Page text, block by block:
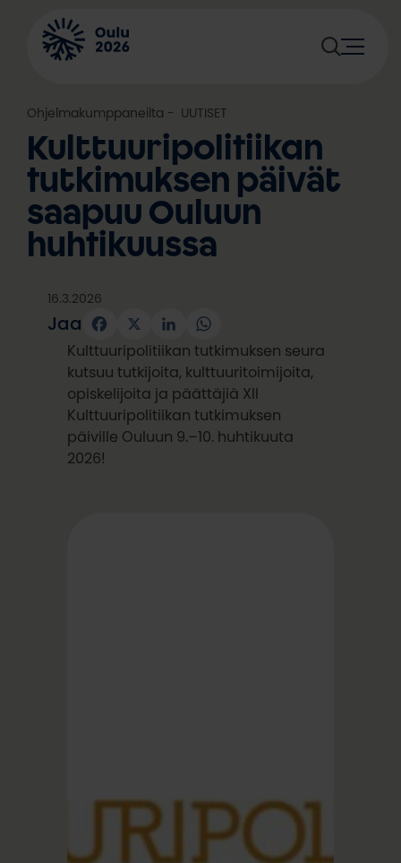
sisältöön
Ohjelmakumppaneilta UUTISET
Kulttuuripolitiikan
tutkimuksen päivät
saapuu Ouluun
huhtikuussa
16.3.2026
Jaa Facebook
X LinkedInWhatsApp
Kulttuuripolitiikan tutkimuksen seura
kutsuu tutkijoita, kulttuuritoimijoita,
opiskelijoita ja päättäjiä XII
Kulttuuripolitiikan tutkimuksen
päiville Ouluun 9.–10. huhtikuuta
2026!